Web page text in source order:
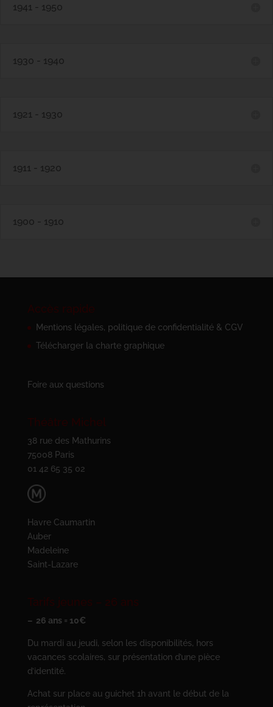
1941 - 1950
1930 - 1940
1921 - 1930
1911 - 1920
1900 - 1910
Accès rapide
Mentions légales, politique de confidentialité & CGV
Télécharger la charte graphique
Foire aux questions
Théâtre Michel
38 rue des Mathurins
75008 Paris
01 42 65 35 02
Havre Caumartin
Auber
Madeleine
Saint-Lazare
Tarifs jeunes – 26 ans
– 26 ans = 10€
Du mardi au jeudi, selon les disponibilités, hors
vacances scolaires, sur présentation d’une pièce
d’identité.
Achat sur place au guichet 1h avant le début de la